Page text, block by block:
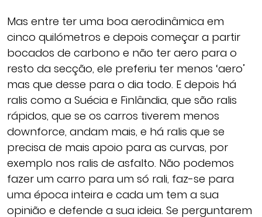
Mas entre ter uma boa aerodinâmica em
cinco quilómetros e depois começar a partir
bocados de carbono e não ter aero para o
resto da secção, ele preferiu ter menos ‘aero’
mas que desse para o dia todo. E depois há
ralis como a Suécia e Finlândia, que são ralis
rápidos, que se os carros tiverem menos
downforce, andam mais, e há ralis que se
precisa de mais apoio para as curvas, por
exemplo nos ralis de asfalto. Não podemos
fazer um carro para um só rali, faz-se para
uma época inteira e cada um tem a sua
opinião e defende a sua ideia. Se perguntarem